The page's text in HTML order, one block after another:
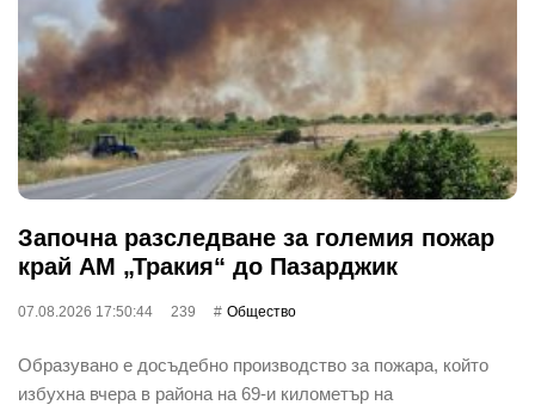
Започна разследване за големия пожар
край АМ „Тракия“ до Пазарджик
07.08.2026 17:50:44 239 Общество
Образувано е досъдебно производство за пожара, който
избухна вчера в района на 69-и километър на